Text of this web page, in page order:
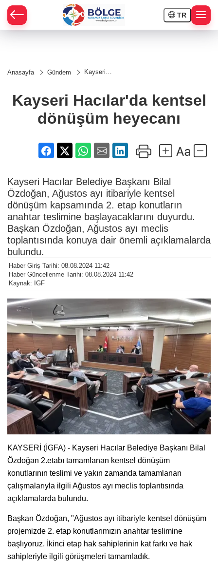
TR
Anasayfa Gündem
Kayseri
dönüşüm
heyecanı
Kayseri Hacılar'da kentsel
dönüşüm heyecanı
Kayseri Hacılar Belediye Başkanı Bilal
Özdoğan, Ağustos ayı itibariyle kentsel
dönüşüm kapsamında 2. etap konutların
anahtar teslimine başlayacaklarını duyurdu.
Başkan Özdoğan, Ağustos ayı meclis
toplantısında konuya dair önemli açıklamalarda
bulundu.
Haber Giriş Tarihi: 08.08.2024 11:42
Haber Güncellenme Tarihi: 08.08.2024 11:42
Kaynak: IGF
KAYSERİ (İGFA) - Kayseri Hacılar Belediye Başkanı Bilal
Özdoğan 2.etabı tamamlanan kentsel dönüşüm
konutlarının teslimi ve yakın zamanda tamamlanan
çalışmalarıyla ilgili Ağustos ayı meclis toplantısında
açıklamalarda bulundu.
Başkan Özdoğan, "Ağustos ayı itibariyle kentsel dönüşüm
projemizde 2. etap konutlarımızın anahtar teslimine
başlıyoruz. İkinci etap hak sahiplerinin kat farkı ve hak
sahipleriyle ilgili görüşmeleri tamamladık.